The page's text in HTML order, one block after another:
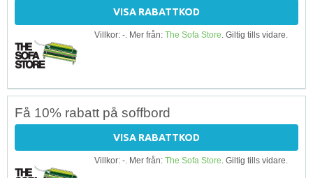
VISA RABATTKOD
Villkor: -. Mer från: The Sofa Store. Giltig tills vidare.
Få 10% rabatt på soffbord
VISA RABATTKOD
Villkor: -. Mer från: The Sofa Store. Giltig tills vidare.